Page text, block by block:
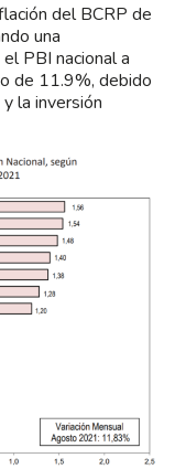
del BCRP de
una
PBI nacional a
de 11.9%, debido
la inversión